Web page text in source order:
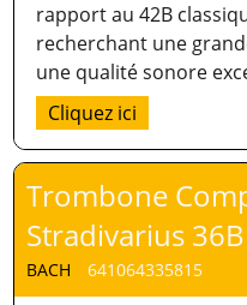
rapport au 42B
recherchant une
une qualité sonore
Cliquez ici
Trombone
Stradivarius 36B
BACH 641064335815